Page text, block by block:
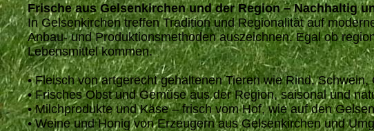
Frische aus Gelsenkirchen und der Region – Nachhaltig
In Gelsenkirchen treffen Tradition und Regionalität auf
Anbau- und Produktionsmethoden auszeichnen. Egal ob
Lebensmittel kommen.
• Fleisch von artgerecht gehaltenen Tieren wie Rind, Schwein,
• Frisches Obst und Gemüse aus der Region, saisonal und
• Milchprodukte und Käse – frisch vom Hof, wie auf den
• Weine und Honig von Erzeugern aus Gelsenkirchen und